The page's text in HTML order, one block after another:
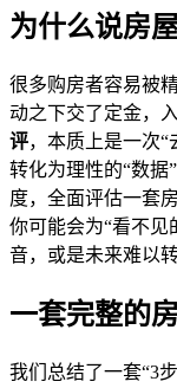
为什么说房
很多购房者容易被
动之下交了定金，
评，本质上是一次“
转化为理性的“数据
度，全面评估一套
你可能会为“看不见
音，或是未来难以
一套完整的
我们总结了一套“3